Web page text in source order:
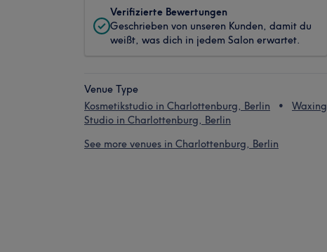
Verifizierte Bewertungen
Geschrieben von unseren Kunden, damit du
weißt, was dich in jedem Salon erwartet.
Venue Type
Kosmetikstudio in Charlottenburg, Berlin
Waxing
Studio in Charlottenburg, Berlin
See more venues in Charlottenburg, Berlin